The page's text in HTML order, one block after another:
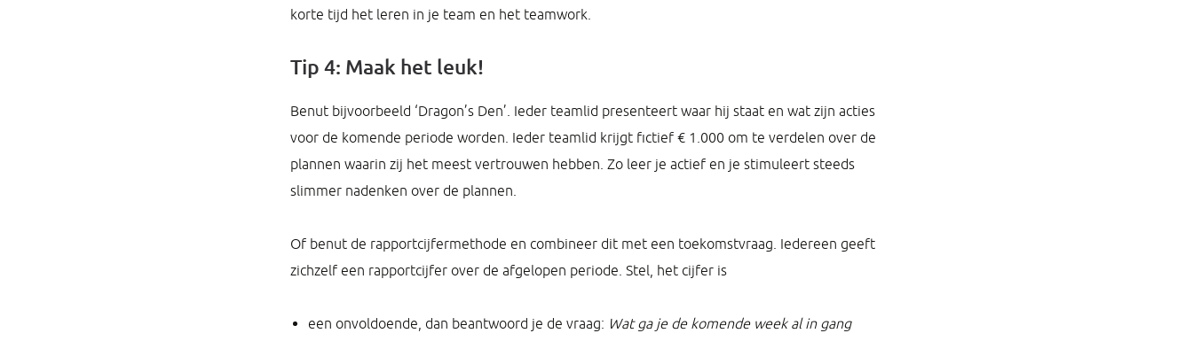
korte tijd het leren in je team en het teamwork.
Tip 4: Maak het leuk!
Benut bijvoorbeeld ‘Dragon’s Den’. Ieder teamlid presenteert waar hij staat en wat zijn acties
voor de komende periode worden. Ieder teamlid krijgt fictief € 1.000 om te verdelen over de
plannen waarin zij het meest vertrouwen hebben. Zo leer je actief en je stimuleert steeds
slimmer nadenken over de plannen.
Of benut de rapportcijfermethode en combineer dit met een toekomstvraag. Iedereen geeft
zichzelf een rapportcijfer over de afgelopen periode. Stel, het cijfer is
een onvoldoende, dan beantwoord je de vraag: Wat ga je de komende week al in gang